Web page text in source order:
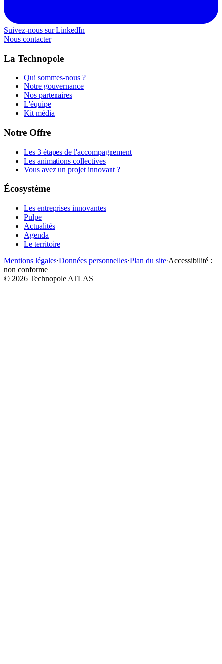
Suivez-nous sur LinkedIn
Nous contacter
La Technopole
Qui sommes-nous ?
Notre gouvernance
Nos partenaires
L'équipe
Kit média
Notre Offre
Les 3 étapes de l'accompagnement
Les animations collectives
Vous avez un projet innovant ?
Écosystème
Les entreprises innovantes
Pulpe
Actualités
Agenda
Le territoire
Mentions légales·Données personnelles·Plan du site·Accessibilité :
non conforme
© 2026 Technopole ATLAS